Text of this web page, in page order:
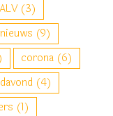
ALV(3)
(9)
corona (6)
(4)
(1)